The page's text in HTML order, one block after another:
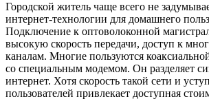
Городской житель чаще всего не
интернет-технологии для домашнего
Подключение к оптоволоконной
высокую скорость передачи, доступ к
каналам. Многие пользуются
со специальным модемом. Он разделяет
интернет. Хотя скорость такой сети и
пользователей привлекает доступная